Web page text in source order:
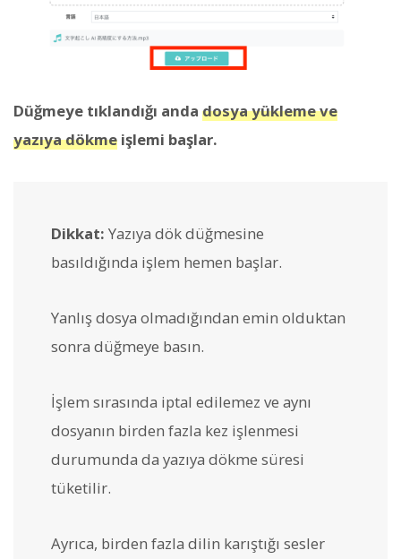
Düğmeye tıklandığı anda dosya yükleme ve
yazıya dökme işlemi başlar.
Dikkat: Yazıya dök düğmesine
basıldığında işlem hemen başlar.
Yanlış dosya olmadığından emin olduktan
sonra düğmeye basın.
İşlem sırasında iptal edilemez ve aynı
dosyanın birden fazla kez işlenmesi
durumunda da yazıya dökme süresi
tüketilir.
Ayrıca, birden fazla dilin karıştığı sesler